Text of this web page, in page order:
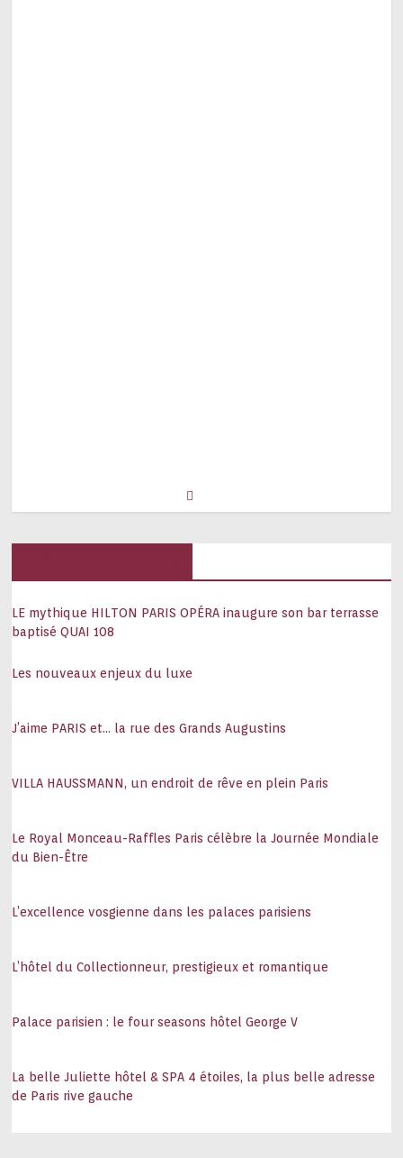
LE mythique HILTON PARIS OPÉRA inaugure son bar terrasse
baptisé QUAI 108
Les nouveaux enjeux du luxe
J’aime PARIS et… la rue des Grands Augustins
VILLA HAUSSMANN, un endroit de rêve en plein Paris
Le Royal Monceau-Raffles Paris célèbre la Journée Mondiale
du Bien-Être
L’excellence vosgienne dans les palaces parisiens
L’hôtel du Collectionneur, prestigieux et romantique
Palace parisien : le four seasons hôtel George V
La belle Juliette hôtel & SPA 4 étoiles, la plus belle adresse
de Paris rive gauche